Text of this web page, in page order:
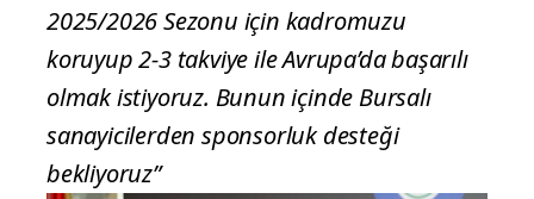
2025/2026 Sezonu için kadromuzu
koruyup 2-3 takviye ile Avrupa’da başarılı
olmak istiyoruz. Bunun içinde Bursalı
sanayicilerden sponsorluk desteği
bekliyoruz”